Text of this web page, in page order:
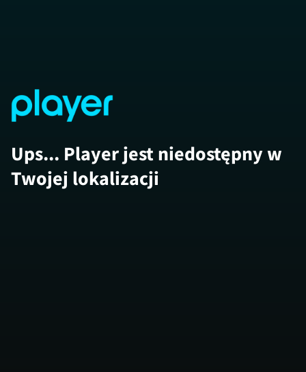
Ups... Player jest niedostępny w
Twojej lokalizacji